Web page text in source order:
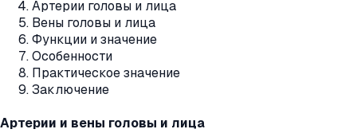
Артерии головы и лица
Вены головы и лица
Функции и значение
Особенности
Практическое значение
Заключение
Артерии и вены головы и лица